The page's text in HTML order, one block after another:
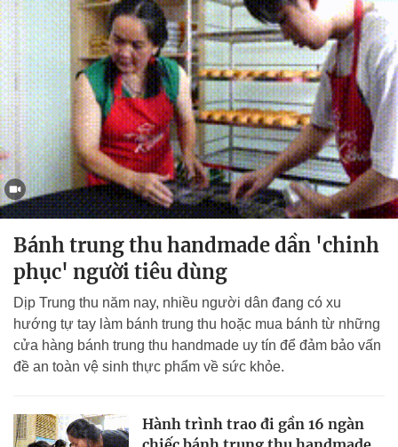
Bánh trung thu handmade dần 'chinh
phục' người tiêu dùng
Dịp Trung thu năm nay, nhiều người dân đang có xu
hướng tự tay làm bánh trung thu hoặc mua bánh từ những
cửa hàng bánh trung thu handmade uy tín để đảm bảo vấn
đề an toàn vệ sinh thực phẩm về sức khỏe.
Hành trình trao đi gần 16 ngàn